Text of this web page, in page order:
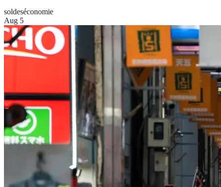
soldeséconomie
Aug 5